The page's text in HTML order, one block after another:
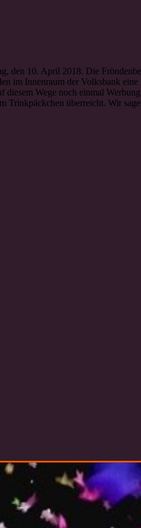
den 10. April 2018. Die
im Innenraum der Volksbank
diesem Wege noch einmal
Trinkpäckchen überreicht. Wir